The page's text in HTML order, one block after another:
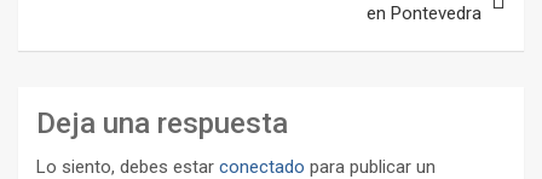
en Pontevedra
Deja una respuesta
Lo siento, debes estar conectado para publicar un